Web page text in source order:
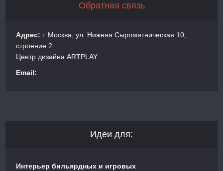
Обратная связь
Адрес: г. Москва, ул. Нижняя Сыромятническая 10,
строение 2.
Центр дизайна ARTPLAY
Email:
Идеи для:
Интерьер бильярдных и игровых